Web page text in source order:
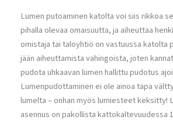
Lumen putoaminen katolta voi siis rikkoa
pihalla olevaa omaisuutta, ja aiheuttaa
omistaja tai taloyhtiö on vastuussa katolta
jään aiheuttamista vahingoista, joten
pudota uhkaavan lumen hallittu pudotus
Lumenpudottaminen ei ole ainoa tapa
lumelta – onhan myös lumiesteet keksitty!
asennus on pakollista kattokaltevuudessa